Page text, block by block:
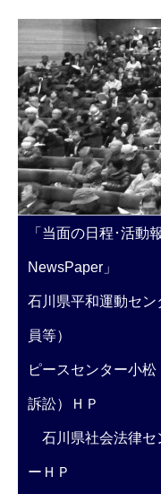
「当面の日程･活動
NewsPaper」
石川県平和運動セン
員等）
ピースセンター小
訴訟）ＨＰ
石川県社会法律セ
ーＨＰ